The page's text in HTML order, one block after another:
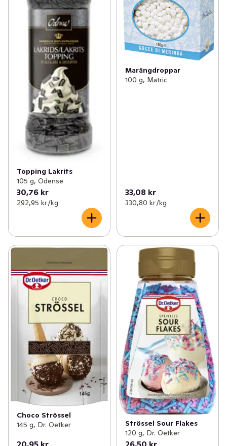
Topping Lakrits
105 g, Odense
30,76 kr
292,95 kr /kg
Marängdroppar
100 g, Matric
33,08 kr
330,80 kr /kg
Choco Strössel
145 g, Dr. Oetker
Strössel Sour Flakes
120 g, Dr. Oetker